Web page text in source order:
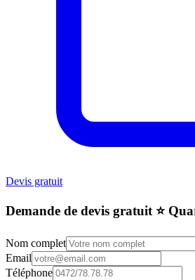
Devis gratuit
Demande de devis gratuit ⭐️
Nom complet
Email
Téléphone